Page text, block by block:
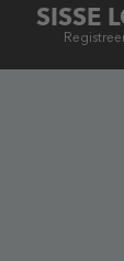
SISSE